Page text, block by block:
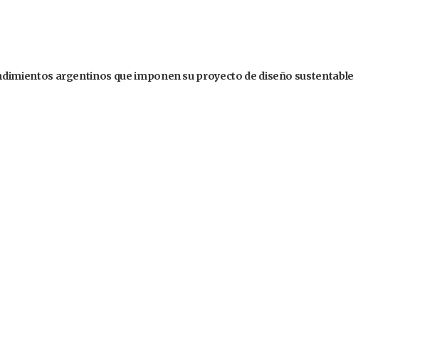
argentinos que imponen su proyecto de diseño sustentable